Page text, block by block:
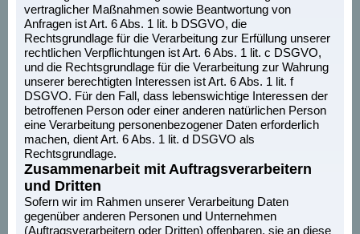
vertraglicher Maßnahmen sowie Beantwortung von
Anfragen ist Art. 6 Abs. 1 lit. b DSGVO, die
Rechtsgrundlage für die Verarbeitung zur Erfüllung unserer
rechtlichen Verpflichtungen ist Art. 6 Abs. 1 lit. c DSGVO,
und die Rechtsgrundlage für die Verarbeitung zur Wahrung
unserer berechtigten Interessen ist Art. 6 Abs. 1 lit. f
DSGVO. Für den Fall, dass lebenswichtige Interessen der
betroffenen Person oder einer anderen natürlichen Person
eine Verarbeitung personenbezogener Daten erforderlich
machen, dient Art. 6 Abs. 1 lit. d DSGVO als
Rechtsgrundlage.
Zusammenarbeit mit Auftragsverarbeitern
und Dritten
Sofern wir im Rahmen unserer Verarbeitung Daten
gegenüber anderen Personen und Unternehmen
(Auftragsverarbeitern oder Dritten) offenbaren, sie an diese